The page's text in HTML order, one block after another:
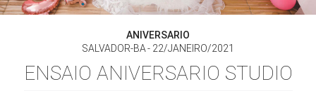
ANIVERSARIO
SALVADOR-BA
22/JANEIRO/2021
ENSAIO ANIVERSARIO STUDIO